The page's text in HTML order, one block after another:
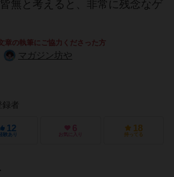
無と考えると、非常に残念なゲ
章の執筆にご協力くださった方
マガジン坊や
録者
12
験あり
6
お気に入り
18
持ってる